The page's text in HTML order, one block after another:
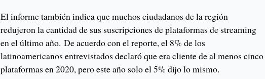
El informe también indica que muchos ciudadanos de la región
redujeron la cantidad de sus suscripciones de plataformas de streaming
en el último año. De acuerdo con el reporte, el 8% de los
latinoamericanos entrevistados declaró que era cliente de al menos cinco
plataformas en 2020, pero este año solo el 5% dijo lo mismo.